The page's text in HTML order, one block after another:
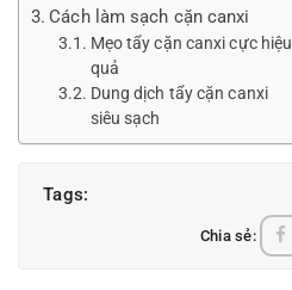
Cách làm sạch cặn canxi
Mẹo tẩy cặn canxi cực hiệu
quả
Dung dịch tẩy cặn canxi
siêu sạch
Tags:
Chia sẻ: